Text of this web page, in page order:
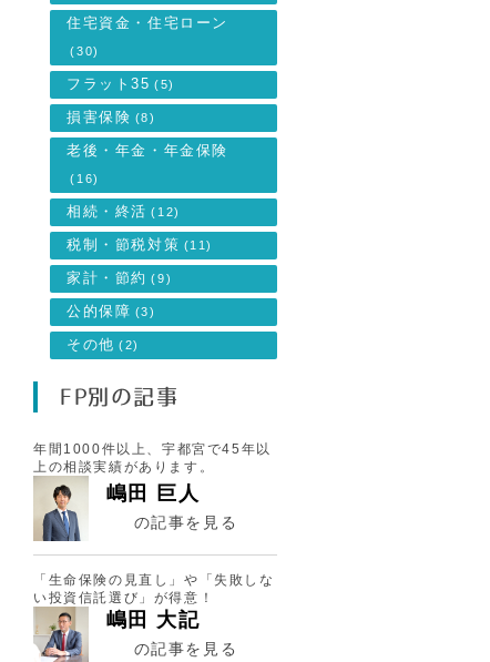
住宅資金・住宅ローン
(30)
フラット35 (5)
損害保険 (8)
老後・年金・年金保険
(16)
相続・終活 (12)
税制・節税対策 (11)
家計・節約 (9)
公的保障 (3)
その他 (2)
FP別の記事
年間1000件以上、宇都宮で45年以
上の相談実績があります。
嶋田 巨人
の記事を見る
「生命保険の見直し」や「失敗しな
い投資信託選び」が得意！
嶋田 大記
の記事を見る